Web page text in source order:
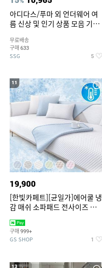
아디다스/푸마 외 언더웨어 여
름 신상 및 인기 상품 모음 기획
무료배송
구매 633
SSG 5
11
19,900
[한빛카페트][균일가]에어쿨 냉
감 매쉬 소파패드 전사이즈 균일
구매 999+
GS SHOP 1
13